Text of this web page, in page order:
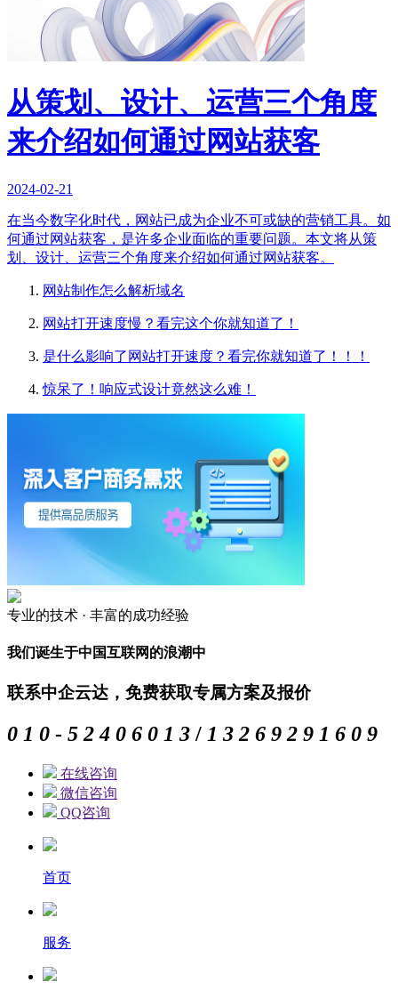
从策划、设计、运营三个角度
来介绍如何通过网站获客
2024-02-21
在当今数字化时代，网站已成为企业不可或缺的营销工具。如
何通过网站获客，是许多企业面临的重要问题。本文将从策
划、设计、运营三个角度来介绍如何通过网站获客。
网站制作怎么解析域名
网站打开速度慢？看完这个你就知道了！
是什么影响了网站打开速度？看完你就知道了！！！
惊呆了！响应式设计竟然这么难！
专业的技术 · 丰富的成功经验
我们诞生于中国互联网的浪潮中
联系中企云达，免费获取专属方案及报价
0 1 0 - 5 2 4 0 6 0 1 3 / 1 3 2 6 9 2 9 1 6 0 9
在线咨询
微信咨询
QQ咨询
首页
服务